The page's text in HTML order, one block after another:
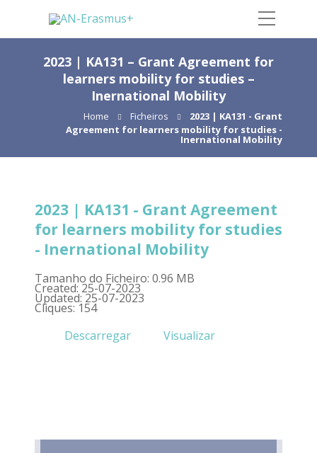
2023 | KA131 – Grant Agreement for
learners mobility for studies –
Inernational Mobility
Home Ficheiros
2023 | KA131 - Grant
Agreement for learners mobility for studies -
Inernational Mobility
2023 | KA131 - Grant Agreement
for learners mobility for studies
- Inernational Mobility
Tamanho do Ficheiro: 0.96 MB
Created: 25-07-2023
Updated: 25-07-2023
Cliques: 154
Descarregar
Visualizar